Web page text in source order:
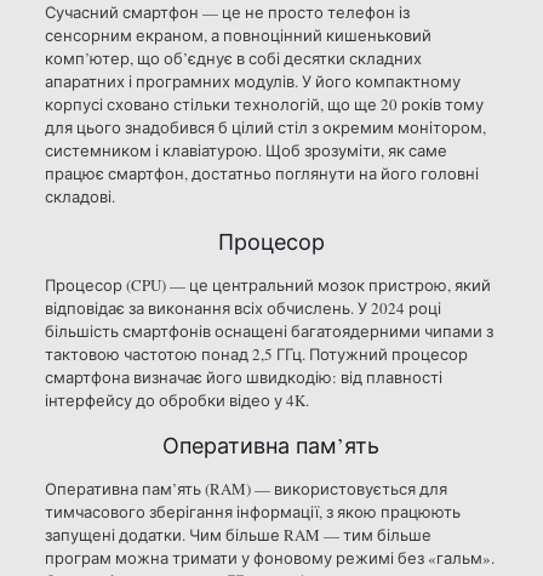
Сучасний смартфон — це не просто телефон із
сенсорним екраном, а повноцінний кишеньковий
комп’ютер, що об’єднує в собі десятки складних
апаратних і програмних модулів. У його компактному
корпусі сховано стільки технологій, що ще 20 років тому
для цього знадобився б цілий стіл з окремим монітором,
системником і клавіатурою. Щоб зрозуміти, як саме
працює смартфон, достатньо поглянути на його головні
складові.
Процесор
Процесор (CPU) — це центральний мозок пристрою, який
відповідає за виконання всіх обчислень. У 2024 році
більшість смартфонів оснащені багатоядерними чипами з
тактовою частотою понад 2,5 ГГц. Потужний процесор
смартфона визначає його швидкодію: від плавності
інтерфейсу до обробки відео у 4K.
Оперативна пам’ять
Оперативна пам’ять (RAM) — використовується для
тимчасового зберігання інформації, з якою працюють
запущені додатки. Чим більше RAM — тим більше
програм можна тримати у фоновому режимі без «гальм».